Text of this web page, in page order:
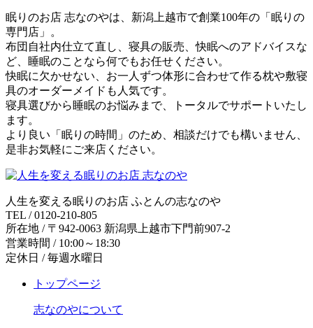
眠りのお店 志なのやは、新潟上越市で創業100年の「眠りの
専門店」。
布団自社内仕立て直し、寝具の販売、快眠へのアドバイスな
ど、睡眠のことなら何でもお任せください。
快眠に欠かせない、お一人ずつ体形に合わせて作る枕や敷寝
具のオーダーメイドも人気です。
寝具選びから睡眠のお悩みまで、トータルでサポートいたし
ます。
より良い「眠りの時間」のため、相談だけでも構いません、
是非お気軽にご来店ください。
人生を変える眠りのお店 ふとんの志なのや
TEL / 0120-210-805
所在地 / 〒942-0063 新潟県上越市下門前907-2
営業時間 / 10:00～18:30
定休日 / 毎週水曜日
トップページ
志なのやについて